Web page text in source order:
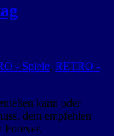
- Spiele, RETRO -
kann oder
dem empfehlen
Forever.